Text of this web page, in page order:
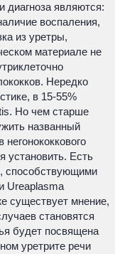
диагноза являются:
воспаления,
из уретры,
материале не
Нередко
в 15-55%
Но чем старше
названный
установить. Есть
способствующими
Ureaplasma
существует мнение,
становятся
будет посвящена
уретрите речи